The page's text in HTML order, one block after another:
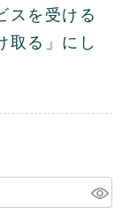
スを受ける
取る」にし